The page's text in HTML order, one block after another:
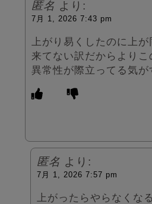
匿名 より:
7月 1, 2026 7:43 pm
上がり易くしたのに上
来てない訳だからより
異常性が際立ってる気が
匿名 より:
7月 1, 2026 7:57 pm
上がったらやらなくな